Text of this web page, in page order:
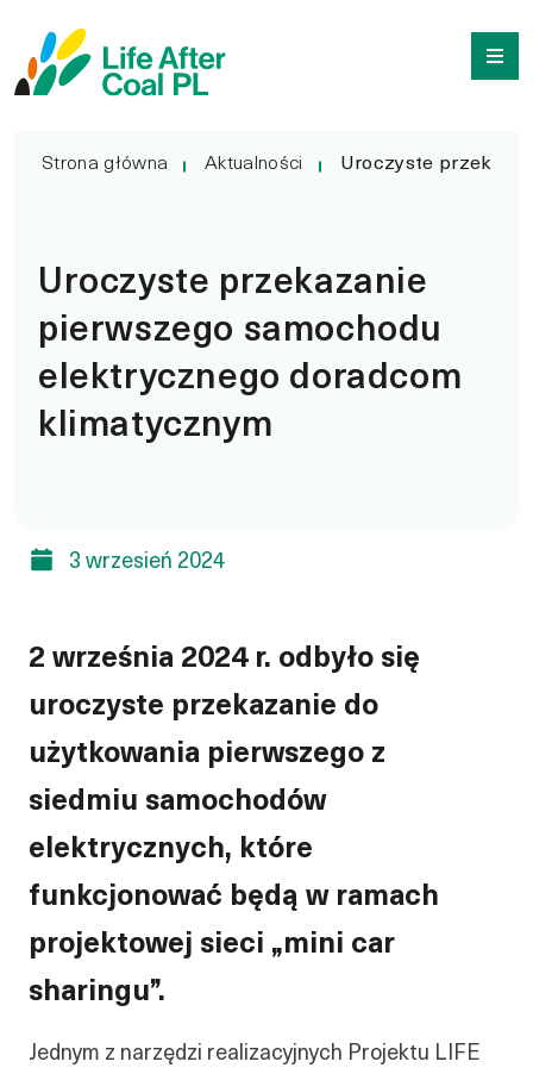
treści
Uroczyste
Strona główna Aktualności Uroczyste
Uroczyste przekazanie
pierwszego samochodu
elektrycznego doradcom
klimatycznym
3 wrzesień 2024
2 września 2024 r. odbyło się
uroczyste przekazanie do
użytkowania pierwszego z
siedmiu samochodów
elektrycznych, które
funkcjonować będą w ramach
projektowej sieci „mini car
sharingu”.
Jednym z narzędzi realizacyjnych Projektu LIFE